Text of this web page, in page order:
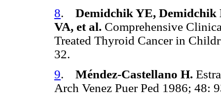
8. Demidchik YE, Demidchik
VA, et al. Comprehensive
Treated Thyroid Cancer in
32.
9. Méndez-Castellano H.
Arch Venez Puer Ped 1986; 48: